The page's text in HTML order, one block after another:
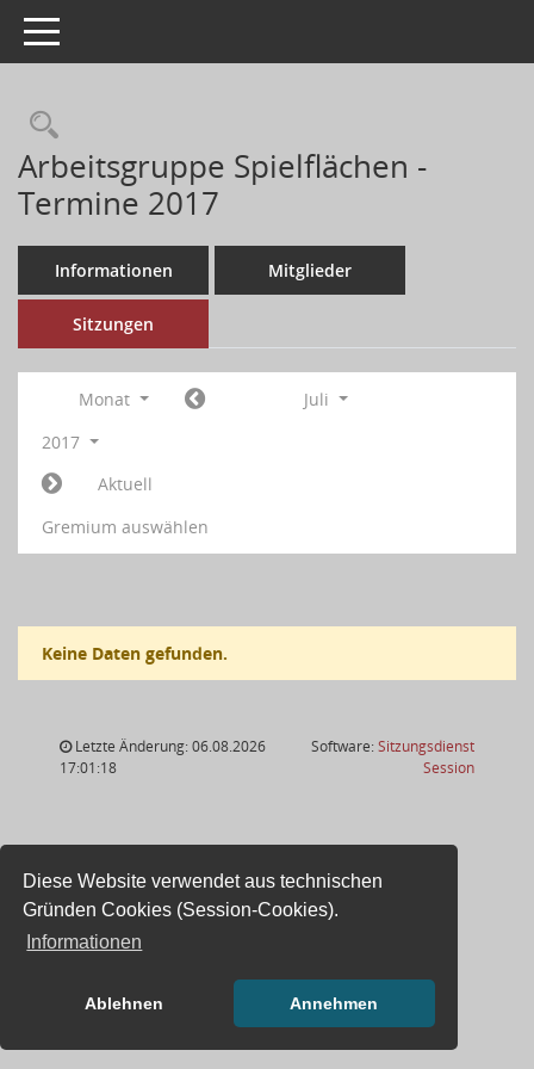
Diese Website verwendet aus technischen
Gründen Cookies (Session-Cookies).
Informationen
Ablehnen Annehmen
Toggle navigation
Arbeitsgruppe Spielflächen -
Termine 2017
Informationen Mitglieder
Sitzungen
Monat
Juli
2017
Aktuell
Gremium auswählen
Keine Daten gefunden.
Letzte Änderung: 06.08.2026
17:01:18
Software:Sitzungsdienst
Session(Wird in